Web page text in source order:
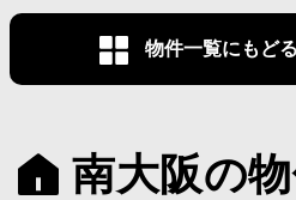
物件一覧にもどる
南大阪の